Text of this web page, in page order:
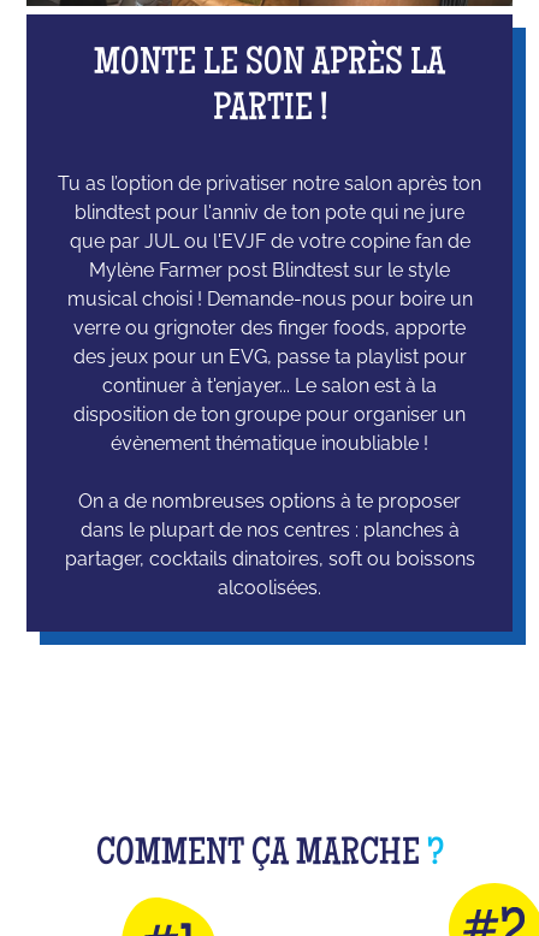
MONTE LE SON APRÈS LA
PARTIE !
Tu as l’option de privatiser notre salon après ton
blindtest pour l'anniv de ton pote qui ne jure
que par JUL ou l'EVJF de votre copine fan de
Mylène Farmer post Blindtest sur le style
musical choisi ! Demande-nous pour boire un
verre ou grignoter des finger foods, apporte
des jeux pour un EVG, passe ta playlist pour
continuer à t'enjayer... Le salon est à la
disposition de ton groupe pour organiser un
évènement thématique inoubliable !
On a de nombreuses options à te proposer
dans le plupart de nos centres : planches à
partager, cocktails dinatoires, soft ou boissons
alcoolisées.
COMMENT ÇA MARCHE ?